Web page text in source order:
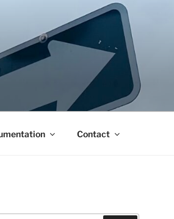
Contact